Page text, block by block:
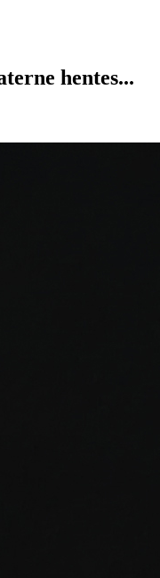
hentes...